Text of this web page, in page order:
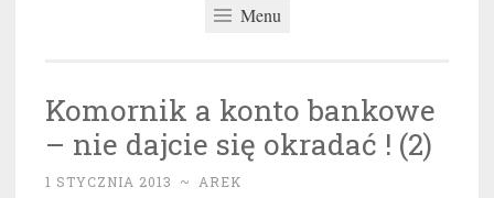
Menu
Komornik a konto bankowe
– nie dajcie się okradać ! (2)
1 STYCZNIA 2013 ~ AREK